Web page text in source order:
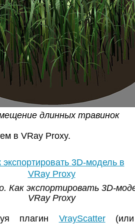
длинных травинок
в VRay Proxy.
Как экспортировать 3D-
VRay Proxy
плагин VrayScatter(или